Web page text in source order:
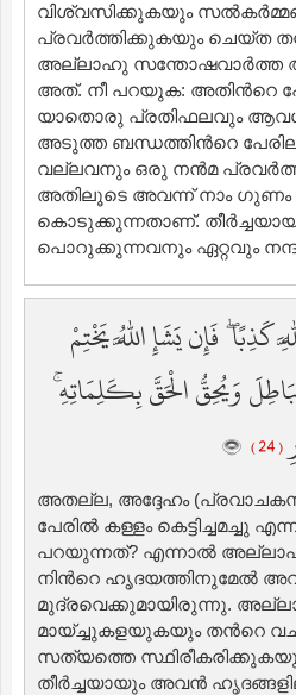
വിശ്വസിക്കുകയും
പ്രവര്‍ത്തിക്കുകയും ചെയ്ത
അല്ലാഹു സന്തോഷവാര്‍ത്ത
അത്‌. നീ പറയുക: അതിന്‍റെ
യാതൊരു പ്രതിഫലവും
അടുത്ത ബന്ധത്തിന്‍റെ
വല്ലവനും ഒരു നന്‍മ
അതിലൂടെ അവന്ന് നാം ഗുണം
കൊടുക്കുന്നതാണ്‌.
പൊറുക്കുന്നവനും ഏറ്റവും
كَذِبًا ۖ فَإِن يَشَإِ اللَّهُ يَخْتِمْ
وَيُحِقُّ الْحَقَّ بِكَلِمَاتِهِ
( 24 )
അതല്ല, അദ്ദേഹം
പേരില്‍ കള്ളം കെട്ടിച്ചമച്ചു
പറയുന്നത്‌? എന്നാല്‍ അല്ലാഹു
നിന്‍റെ ഹൃദയത്തിനുമേല്‍
മുദ്രവെക്കുമായിരുന്നു.
മായ്ച്ചുകളയുകയും തന്‍റെ
സത്യത്തെ
തീര്‍ച്ചയായും അവന്‍